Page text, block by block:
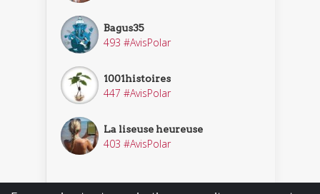
Bagus35
493 #AvisPolar
1001histoires
447 #AvisPolar
La liseuse heureuse
403 #AvisPolar